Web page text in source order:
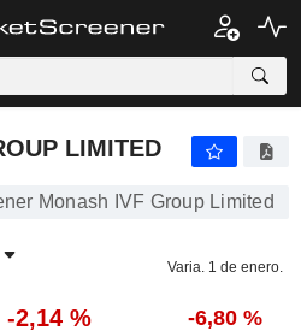
LIMITED
Monash IVF Group Limited
Varia. 1 de enero.
-2,14 % -6,80 %